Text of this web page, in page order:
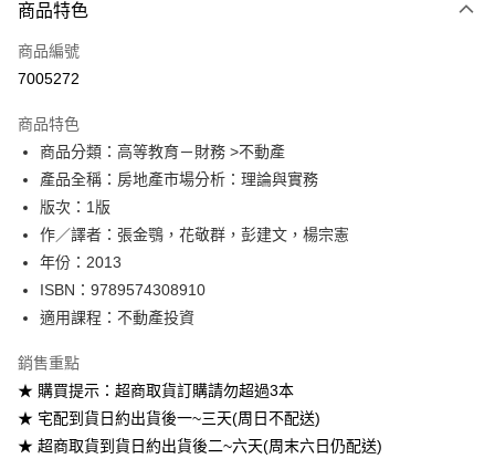
信用卡一次付款
超商取貨付款
Google Pay
ATM付款
運送方式
每筆NT$60
7-11取貨付款
每筆NT$60
商品特色
商品編號
7005272
商品特色
商品分類：高等教育－財務 >不動產
產品全稱：房地產市場分析：理論與實務
版次：1版
作／譯者：張金鶚，花敬群，彭建文，楊宗憲
年份：2013
ISBN：9789574308910
適用課程：不動產投資
銷售重點
★ 購買提示：超商取貨訂購請勿超過3本
★ 宅配到貨日約出貨後一~三天(周日不配送)
★ 超商取貨到貨日約出貨後二~六天(周末六日仍配送)